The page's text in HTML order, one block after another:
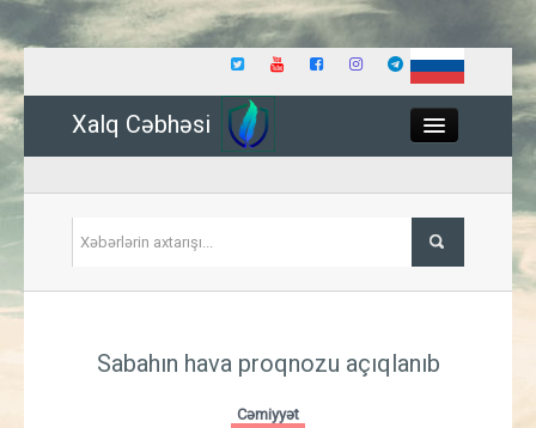
Xalq Cəbhəsi
İqtisadiyyat
Sabahın hava proqnozu açıqlanıb
Cəmiyyət